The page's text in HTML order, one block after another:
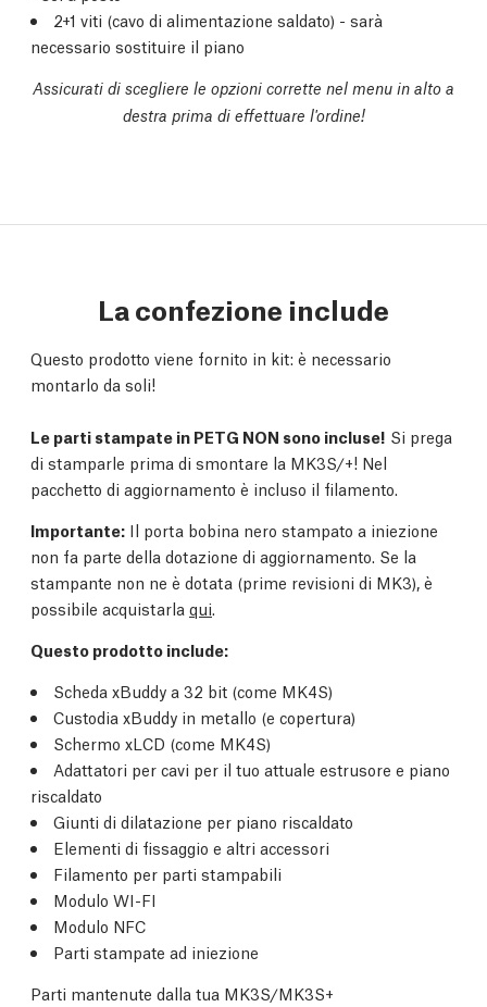
2+1 viti (cavo di alimentazione saldato) - sarà
necessario sostituire il piano
Assicurati di scegliere le opzioni corrette nel menu in alto a
destra prima di effettuare l'ordine!
La confezione include
Questo prodotto viene fornito in kit: è necessario
montarlo da soli!
Le parti stampate in PETG NON sono incluse! Si prega
di stamparle prima di smontare la MK3S/+! Nel
pacchetto di aggiornamento è incluso il filamento.
Importante: Il porta bobina nero stampato a iniezione
non fa parte della dotazione di aggiornamento. Se la
stampante non ne è dotata (prime revisioni di MK3), è
possibile acquistarla qui.
Questo prodotto include:
Scheda xBuddy a 32 bit (come MK4S)
Custodia xBuddy in metallo (e copertura)
Schermo xLCD (come MK4S)
Adattatori per cavi per il tuo attuale estrusore e piano
riscaldato
Giunti di dilatazione per piano riscaldato
Elementi di fissaggio e altri accessori
Filamento per parti stampabili
Modulo WI-FI
Modulo NFC
Parti stampate ad iniezione
Parti mantenute dalla tua MK3S/MK3S+